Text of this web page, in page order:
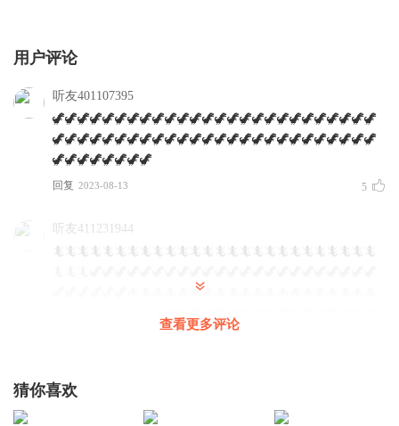
用户评论
听友401107395
🦖🦖🦖🦖🦖🦖🦖🦖🦖🦖🦖🦖🦖🦖🦖🦖🦖🦖🦖🦖🦖🦖🦖🦖🦖🦖
🦖🦖🦖🦖🦖🦖🦖🦖🦖🦖🦖🦖🦖🦖🦖🦖🦖🦖🦖🦖🦖🦖🦖🦖🦖🦖
🦖🦖🦖🦖🦖🦖🦖🦖
回复 2023-08-13 5
听友411231944
🦖🦖🦖🦖🦖🦖🐙🐙🐙🐙🐙🐙🐙🐙🐙🐙🐙🐙🐙🐙🐙🐙🐙🐙🐙🐙
🐞🐞🐞🐞🐞🐞🐞🐞🐞🐞🐞🐞🦟🦟🦟🦟🦟🦟🦟🦟🦟🦟🦟🦟🦟🦟
回复
回复 @
查看更多评论
猜你喜欢